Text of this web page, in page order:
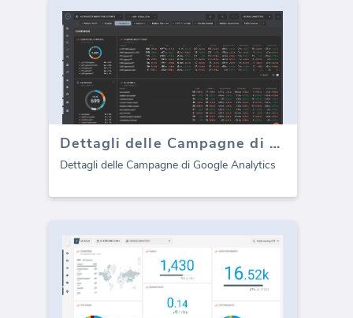
Dettagli delle Campagne di Google Analytics
Dettagli delle Campagne di Google Analytics